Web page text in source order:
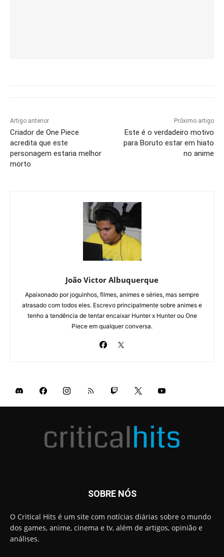
Artigo anterior
Criador de One Piece
acredita que este
personagem estaria melhor
morto
Próximo artigo
Este é o verdadeiro motivo
para Boruto estar em hiato
no anime
João Victor Albuquerque
Apaixonado por joguinhos, filmes, animes e séries, mas sempre
atrasado com todos eles. Escrevo principalmente sobre animes e
tenho a tendência de tentar encaixar Hunter x Hunter ou One
Piece em qualquer conversa.
SOBRE NÓS
O Critical Hits é um site com notícias diárias sobre o mundo
dos games, anime, cinema e tv, além de artigos, opinião e
análises.